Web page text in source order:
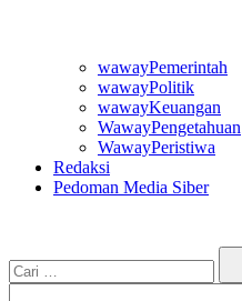
wawayPemerintah
wawayPolitik
wawayKeuangan
WawayPengetahuan
WawayPeristiwa
Redaksi
Pedoman Media Siber